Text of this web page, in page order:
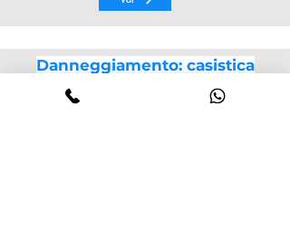
Danneggiamento: casistica